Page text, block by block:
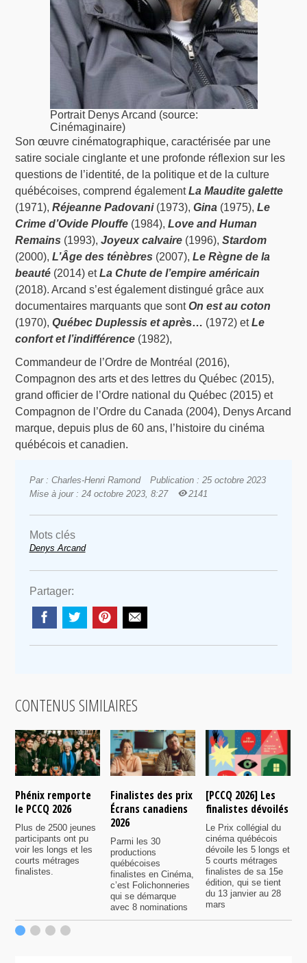
Portrait Denys Arcand (source:
Cinémaginaire)
Son œuvre cinématographique, caractérisée par une
satire sociale cinglante et une profonde réflexion sur les
questions de l’identité, de la politique et de la culture
québécoises, comprend égalementLa Maudite galette
(1971),Réjeanne Padovani(1973),Gina (1975),Le
Crime d’Ovide Plouffe (1984),Love and Human
Remains (1993),Joyeux calvaire (1996),Stardom
(2000),L’Âge des ténèbres (2007),Le Règne de la
beauté (2014) etLa Chute de l’empire américain
(2018). Arcand s’est également distingué grâce aux
documentaires marquants que sontOn est au coton
(1970),Québec Duplessis et après… (1972) etLe
confort et l’indifférence (1982),
Commandeur de l’Ordre de Montréal (2016),
Compagnon des arts et des lettres du Québec (2015),
grand officier de l’Ordre national du Québec (2015) et
Compagnon de l’Ordre du Canada (2004), Denys Arcand
marque, depuis plus de 60 ans, l’histoire du cinéma
québécois et canadien.
Par : Charles-Henri Ramond
Publication : 25 octobre 2023
Mise à jour : 24 octobre 2023, 8:27
2141
Mots clés
Denys Arcand
Partager:
CONTENUS SIMILAIRES
Phénix remporte
le PCCQ 2026
Plus de 2500 jeunes
participants ont pu
voir les longs et les
courts métrages
finalistes.
Finalistes des prix
Écrans canadiens
2026
Parmi les 30
productions
québécoises
finalistes en Cinéma,
c’est Folichonneries
qui se démarque
avec 8 nominations
[PCCQ 2026] Les
finalistes dévoilés
Le Prix collégial du
cinéma québécois
dévoile les 5 longs et
5 courts métrages
finalistes de sa 15e
édition, qui se tient
du 13 janvier au 28
mars